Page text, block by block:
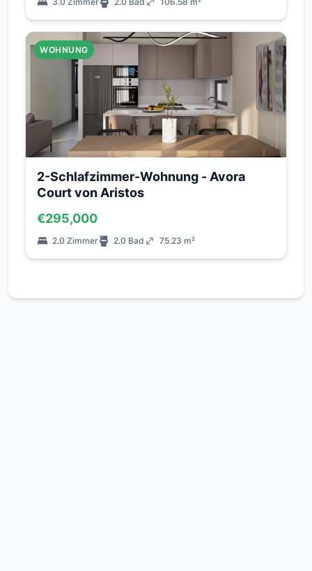
WOHNUNG
2-Schlafzimmer-Wohnung - Avora
Court von Aristos
€295,000
2.0 Zimmer 2.0 Bad 75.23 m²